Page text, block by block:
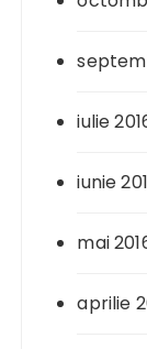
iulie
iunie
mai
aprilie